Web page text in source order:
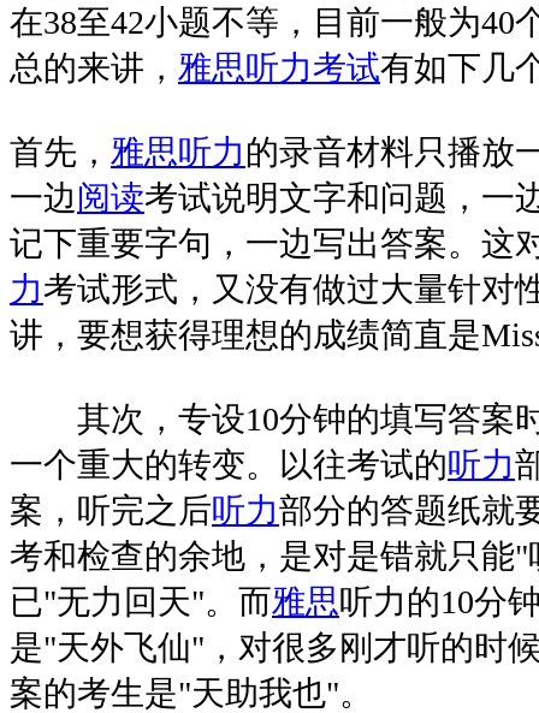
在38至42小题不等，目前一般为40
总的来讲， 雅思听力考试有如下几
首先， 雅思听力的录音材料只播放
一边阅读考试说明文字和问题，一
记下重要字句，一边写出答案。这
力考试形式，又没有做过大量针对
讲，要想获得理想的成绩简直是
其次，专设10分钟的填写答案
一个重大的转变。以往考试的听力
案，听完之后听力部分的答题纸就
考和检查的余地，是对是错就只能
已"无力回天"。而雅思听力的10分
是"天外飞仙"，对很多刚才听的时
案的考生是"天助我也"。